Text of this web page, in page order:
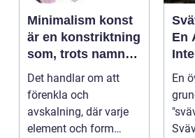
Minimalism konst
är en konstriktning
som, trots namnet,
inte handlar om att
skapa minimala
eller enkla verk,
utan snarare om
Det handlar om att
förenkla och
avskalning, där varje
element och form
En
En